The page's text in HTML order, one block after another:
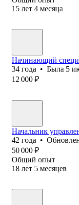
15 лет 4 месяца
Начинающий
34 года • Была 5
12 000 ₽
Начальник
42 года •
50 000 ₽
Общий опыт
18 лет 5 месяцев